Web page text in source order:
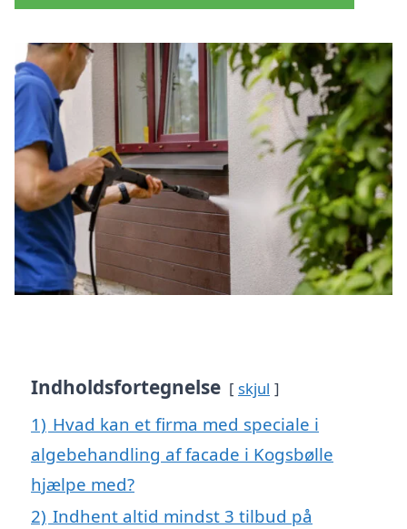
Indholdsfortegnelse skjul
1) Hvad kan et firma med speciale i
algebehandling af facade i Kogsbølle
hjælpe med?
2) Indhent altid mindst 3 tilbud på